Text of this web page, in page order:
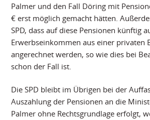
Palmer und den Fall Döring mit
€ erst möglich gemacht hätten.
SPD, dass auf diese Pensionen künftig
Erwerbseinkommen aus einer privaten
angerechnet werden, so wie dies bei
schon der Fall ist.
Die SPD bleibt im Übrigen bei der
Auszahlung der Pensionen an die
Palmer ohne Rechtsgrundlage erfolgt,